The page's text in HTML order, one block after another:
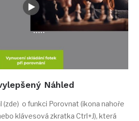
Náhled
(zde) o funkci Porovnat (ikona nahoře
klávesová zkratka Ctrl+J), která